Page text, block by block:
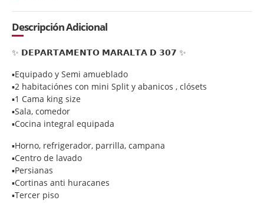
Descripción Adicional
✨ 𝗗𝗘𝗣𝗔𝗥𝗧𝗔𝗠𝗘𝗡𝗧𝗢 𝗠𝗔𝗥𝗔𝗟𝗧𝗔 𝗗 𝟯𝟬𝟳 ✨
▪️Equipado y Semi amueblado
▪️2 habitaciónes con mini Split y abanicos , clósets
▪️1 Cama king size
▪️Sala, comedor
▪️Cocina integral equipada
▪️Horno, refrigerador, parrilla, campana
▪️Centro de lavado
▪️Persianas
▪️Cortinas anti huracanes
▪️Tercer piso